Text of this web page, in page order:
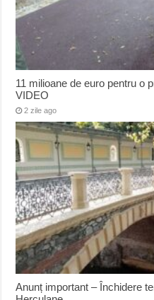
11 milioane de euro pentru o
VIDEO
2 zile ago
Anunț important – Închidere